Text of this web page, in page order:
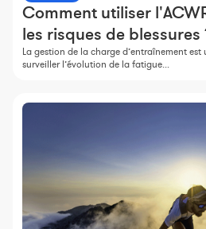
Comment utiliser
les risques de blessures
La gestion de la charge d’entraînement
surveiller l’évolution de la fatigue...